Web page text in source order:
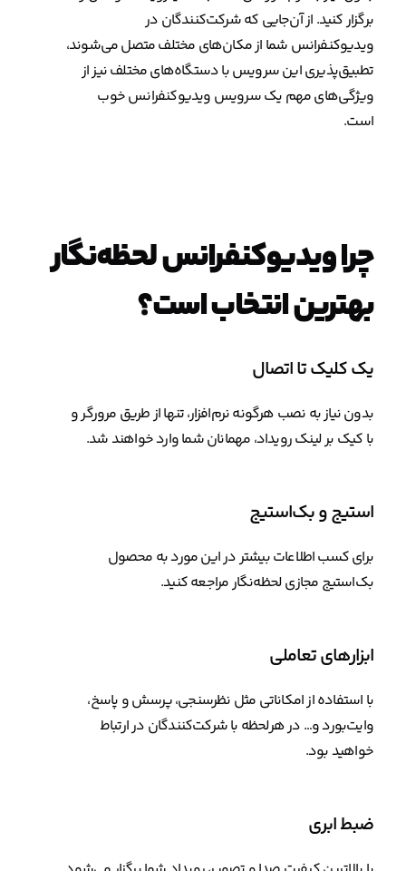
برگزار کنید. از آن‌جایی که شرکت‌کنندگان در
ویدیوکنفرانس شما از مکان‌های مختلف متصل می‌شوند،
تطبیق‌پذیری این سرویس با دستگاه‌های مختلف نیز از
ویژگی‌های مهم یک سرویس ویدیوکنفرانس خوب
است.
چرا ویدیوکنفرانس لحظه‌نگار
بهترین انتخاب است؟
یک کلیک تا اتصال
بدون نیاز به نصب هرگونه نرم‌افزار، تنها از طریق مرورگر و
با کیک بر لینک رویداد، مهمانان شما وارد خواهند شد.
استیج و بک‌استیج
برای کسب اطلاعات بیشتر در این مورد به محصول
بک‌استیج مجازی لحظه‌نگار مراجعه کنید.
ابزارهای تعاملی
با استفاده از امکاناتی مثل نظرسنجی، پرسش و پاسخ،
وایت‌بورد و… در هرلحظه با شرکت‌کنندگان در ارتباط
خواهید بود.
ضبط ابری